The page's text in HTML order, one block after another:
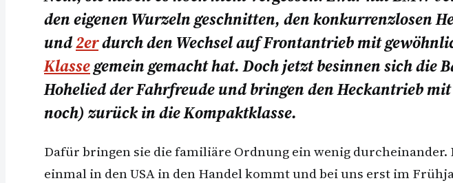
den eigenen Wurzeln geschnitten, den konkurrenzlosen
und2erdurch den Wechsel auf Frontantrieb mit
Klassegemein gemacht hat. Doch jetzt besinnen sich die
Hohelied der Fahrfreude und bringen den Heckantrieb
noch) zurück in die Kompaktklasse.
Dafür bringen sie die familiäre Ordnung ein wenig
einmal in den USA in den Handel kommt und bei uns erst im